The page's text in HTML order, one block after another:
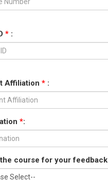
* :
Affiliation * :
*:
course for your feedback